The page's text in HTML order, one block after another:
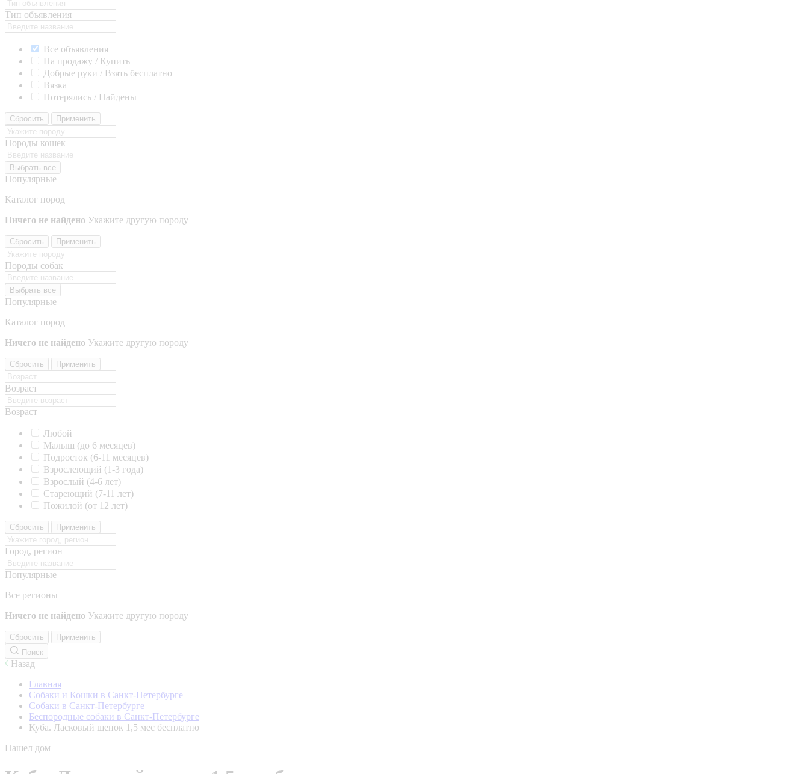
Тип объявления
Все объявления
На продажу / Купить
Добрые руки / Взять бесплатно
Вязка
Потерялись / Найдены
Сбросить Применить
Породы кошек
Выбрать все
Популярные
Каталог пород
Ничего не найдено Укажите другую породу
Сбросить Применить
Породы собак
Выбрать все
Популярные
Каталог пород
Ничего не найдено Укажите другую породу
Сбросить Применить
Возраст
Возраст
Любой
Малыш (до 6 месяцев)
Подросток (6-11 месяцев)
Взрослеющий (1-3 года)
Взрослый (4-6 лет)
Стареющий (7-11 лет)
Пожилой (от 12 лет)
Сбросить Применить
Город, регион
Популярные
Все регионы
Ничего не найдено Укажите другую породу
Сбросить
Применить
Поиск
Назад
Главная
Собаки и Кошки в Санкт-Петербурге
Собаки в Санкт-Петербурге
Беспородные собаки в Санкт-Петербурге
Куба. Ласковый щенок 1,5 мес бесплатно
Нашел дом